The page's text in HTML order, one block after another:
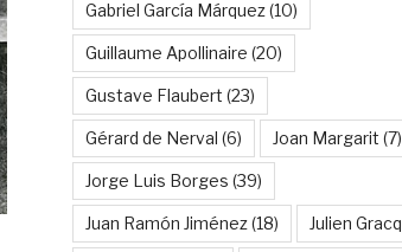
Gabriel García Márquez(10)
Guillaume Apollinaire (20)
Gustave Flaubert (23)
Gérard de Nerval (6) Joan Margarit (7)
Jorge Luis Borges (39)
Juan Ramón Jiménez(18) Julien Gracq